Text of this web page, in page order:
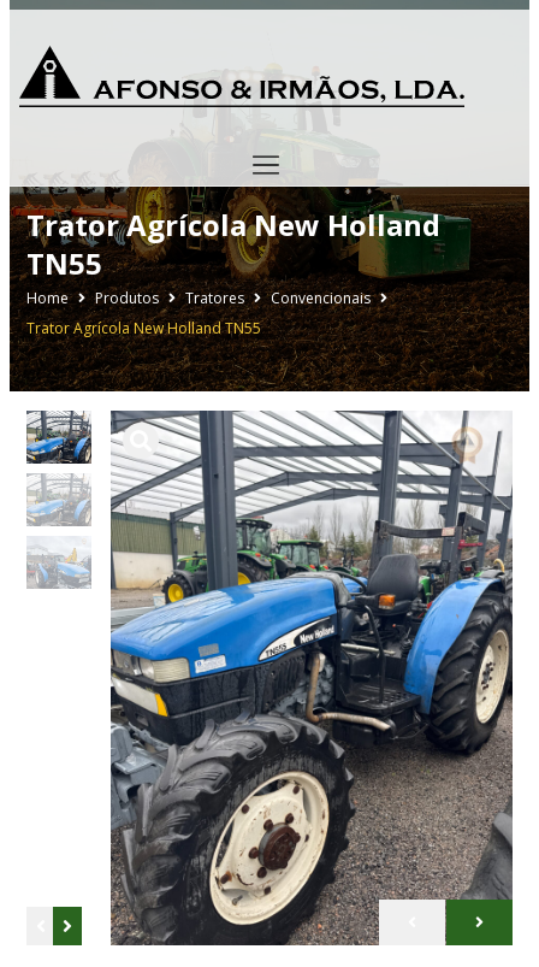
Trator Agrícola New Holland
TN55
Home Produtos Tratores
Convencionais
Trator Agrícola New Holland TN55